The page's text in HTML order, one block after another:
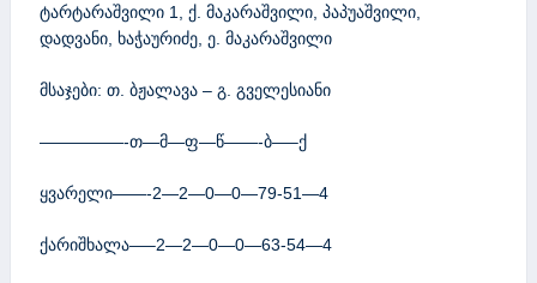
ტარტარაშვილი 1, ქ. მაკარაშვილი, პაპუაშვილი,
დადვანი, ხაჭაურიძე, ე. მაკარაშვილი
მსაჯები: თ. ბჟალავა – გ. გველესიანი
—————-თ—მ—ფ—წ——-ბ—–ქ
ყვარელი——-2—2—0—0—79-51—4
ქარიშხალა—–2—2—0—0—63-54—4